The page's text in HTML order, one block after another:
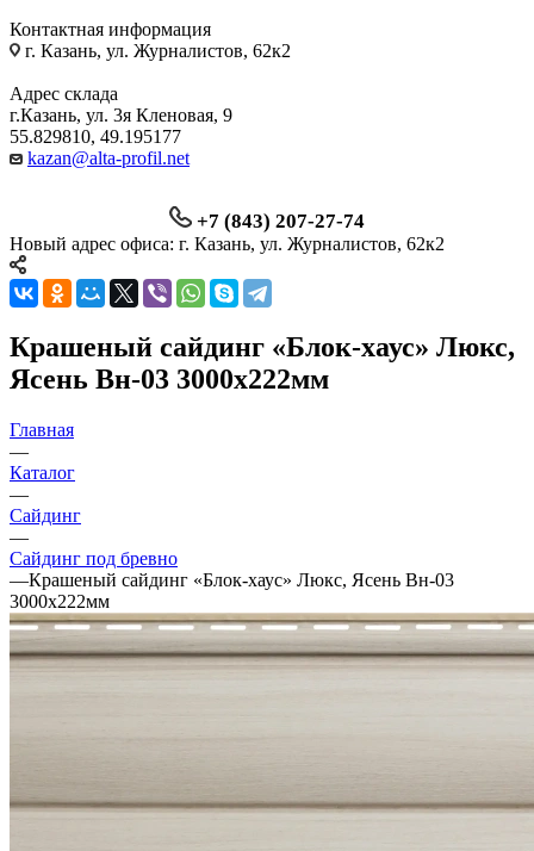
Контактная информация
г. Казань, ул. Журналистов, 62к2
Адрес склада
г.Казань, ул. 3я Кленовая, 9
55.829810, 49.195177
kazan@alta-profil.net
+7 (843) 207-27-74
Новый адрес офиса: г. Казань, ул. Журналистов, 62к2
Крашеный сайдинг «Блок-хаус» Люкс,
Ясень Вн-03 3000х222мм
Главная
—
Каталог
—
Сайдинг
—
Сайдинг под бревно
—Крашеный сайдинг «Блок-хаус» Люкс, Ясень Вн-03
3000х222мм